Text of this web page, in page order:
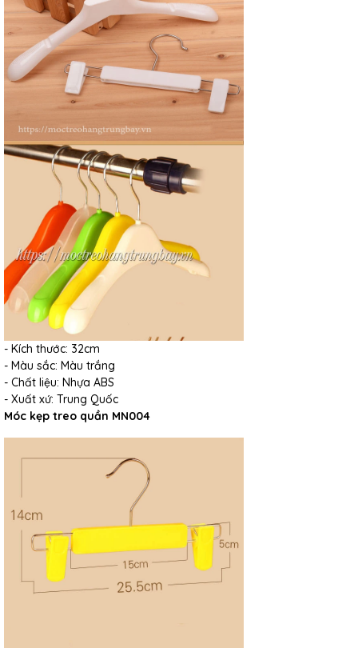
- Kích thước: 32cm
- Màu sắc: Màu trắng
- Chất liệu: Nhựa ABS
- Xuất xứ: Trung Quốc
Móc kẹp treo quần MN004